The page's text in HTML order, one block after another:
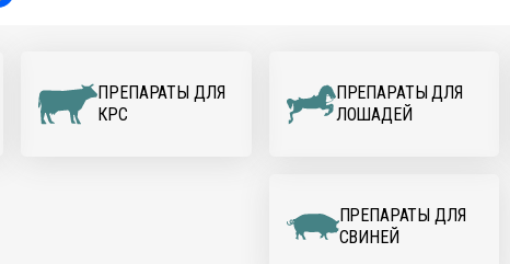
ПРЕПАРАТЫ ДЛЯ
КРС
ПРЕПАРАТЫ ДЛЯ
ЛОШАДЕЙ
ПРЕПАРАТЫ ДЛЯ
СВИНЕЙ